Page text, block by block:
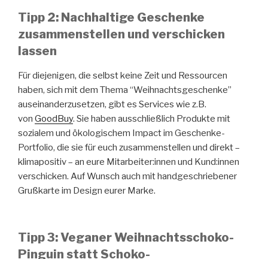
Tipp 2: Nachhaltige Geschenke
zusammenstellen und verschicken
lassen
Für diejenigen, die selbst keine Zeit und Ressourcen
haben, sich mit dem Thema “Weihnachtsgeschenke”
auseinanderzusetzen, gibt es Services wie z.B.
von GoodBuy. Sie haben ausschließlich Produkte mit
sozialem und ökologischem Impact im Geschenke-
Portfolio, die sie für euch zusammenstellen und direkt –
klimapositiv – an eure Mitarbeiter:innen und Kund:innen
verschicken. Auf Wunsch auch mit handgeschriebener
Grußkarte im Design eurer Marke.
Tipp 3: Veganer Weihnachtsschoko-
Pinguin statt Schoko-